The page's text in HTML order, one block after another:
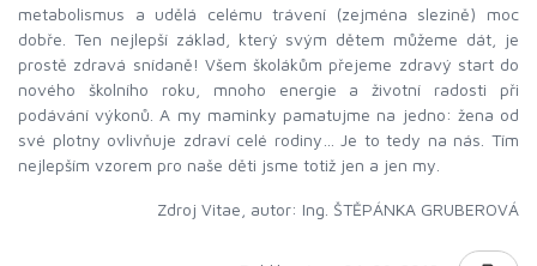
metabolismus a udělá celému trávení (zejména slezině) moc
dobře. Ten nejlepší základ, který svým dětem můžeme dát, je
prostě zdravá snídaně! Všem školákům přejeme zdravý start do
nového školního roku, mnoho energie a životní radosti při
podávání výkonů. A my maminky pamatujme na jedno: žena od
své plotny ovlivňuje zdraví celé rodiny… Je to tedy na nás. Tím
nejlepším vzorem pro naše děti jsme totiž jen a jen my.
Zdroj Vitae, autor: Ing. ŠTĚPÁNKA GRUBEROVÁ